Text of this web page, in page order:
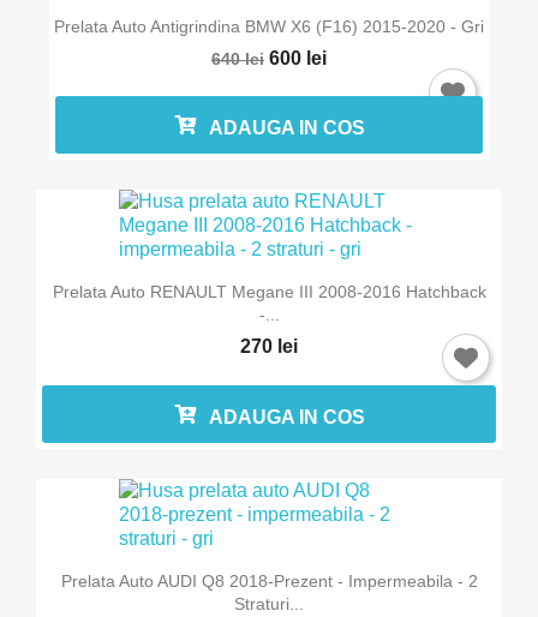
Prelata Auto Antigrindina BMW X6 (F16) 2015-2020 - Gri
640 lei 600 lei
ADAUGA IN COS
Prelata Auto RENAULT Megane III 2008-2016 Hatchback
-...
270 lei
ADAUGA IN COS
Prelata Auto AUDI Q8 2018-Prezent - Impermeabila - 2
Straturi...